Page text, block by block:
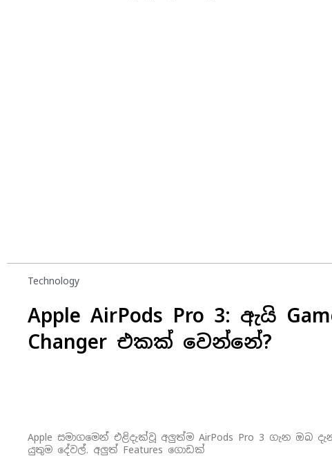
Technology
Apple AirPods Pro 3: ඇයි
Changer එකක් වෙන්නේ?
Apple සමාගමෙන් එළිදැක්වූ අලුත්ම AirPods Pro 3 ගැන ඔබ
යුතුම දේවල්. අලුත් Features ගොඩක්